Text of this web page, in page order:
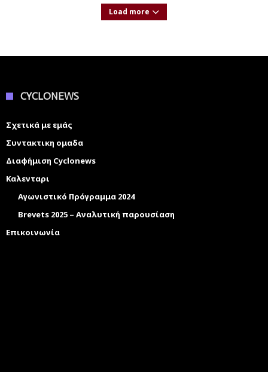
Load more
CYCLONEWS
Σχετικά με εμάς
Συντακτικη ομαδα
Διαφήμιση Cyclonews
Καλενταρι
Αγωνιστικό Πρόγραμμα 2024
Brevets 2025 – Αναλυτική παρουσίαση
Επικοινωνία